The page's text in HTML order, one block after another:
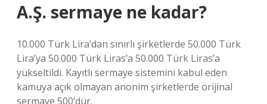
A.Ş. sermaye ne kadar?
10.000 Türk Lira’dan sınırlı şirketlerde 50.000 Türk
Lira’ya 50.000 Türk Liras’a 50.000 Türk Liras’a
yükseltildi. Kayıtlı sermaye sistemini kabul eden
kamuya açık olmayan anonim şirketlerde orijinal
sermaye 500’dür.